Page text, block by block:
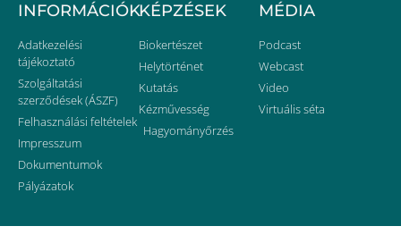
INFORMÁCIÓK
Adatkezelési
tájékoztató
Szolgáltatási
szerződések (ÁSZF)
Felhasználási feltételek
Impresszum
Dokumentumok
Pályázatok
KÉPZÉSEK
Biokertészet
Helytörténet
Kutatás
Kézművesség
Hagyományőrzés
MÉDIA
Podcast
Webcast
Video
Virtuális séta